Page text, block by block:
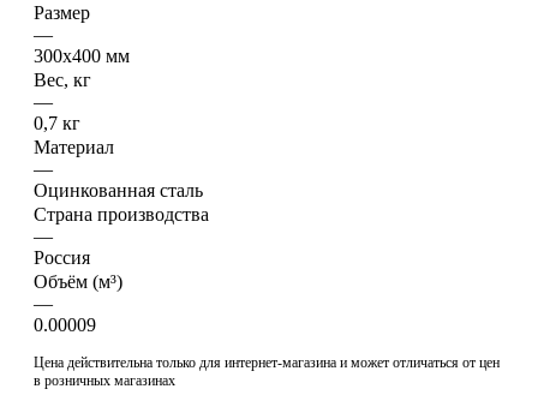
Размер
—
300х400 мм
Вес, кг
—
0,7 кг
Материал
—
Оцинкованная сталь
Страна производства
—
Россия
Объём (м³)
—
0.00009
Цена действительна только для интернет-магазина и может отличаться от цен
в розничных магазинах